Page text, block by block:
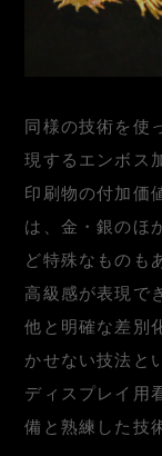
同様の技術を使
現するエンボス
印刷物の付加価
は、金・銀のほ
ど特殊なものも
高級感が表現で
他と明確な差別
かせない技法と
ディスプレイ用
備と熟練した技